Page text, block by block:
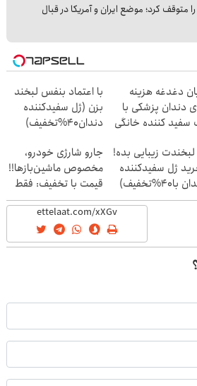
متوقف کرد؛ موضع ایران و آمریکا در قبال
دغدغه هزینه
دندان پزشکی با
سفید کننده خانگی
با اعتماد بنفس لبخند
بزن (ژل سفیدکننده
دندان40%تخفیف)
لبخندت زیبایی بده!
ژل سفیدکننده
جارو شارژی خودرو،
مخصوص ماشین‌باز‌ها!!
قیمت با تخفیف: فقط
1,499,000